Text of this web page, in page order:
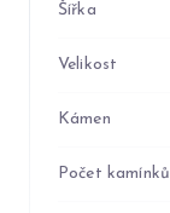
Šířka
Velikost
Kámen
Počet kamínků